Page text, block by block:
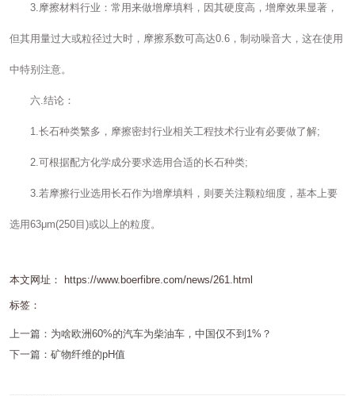
3.摩擦材料行业：常用来做增摩填料，因其硬度高，增摩效果显著，
但其用量过大或粒径过大时，摩擦系数可高达0.6，制动噪音大，这在使用
中特别注意。
六.结论：
1.长石种类繁多，摩擦密封行业相关工程技术行业有必要做了解;
2.可根据配方化学成分要求选用合适的长石种类;
3.若摩擦行业选用长石作为增摩填料，则要关注颗粒细度，基本上要
选用63μm(250目)或以上的粒度。
本文网址： https://www.boerfibre.com/news/261.html
标签：
上一篇： 为啥欧洲60%的汽车为柴油车，中国仅不到1%？
下一篇： 矿物纤维的pH值